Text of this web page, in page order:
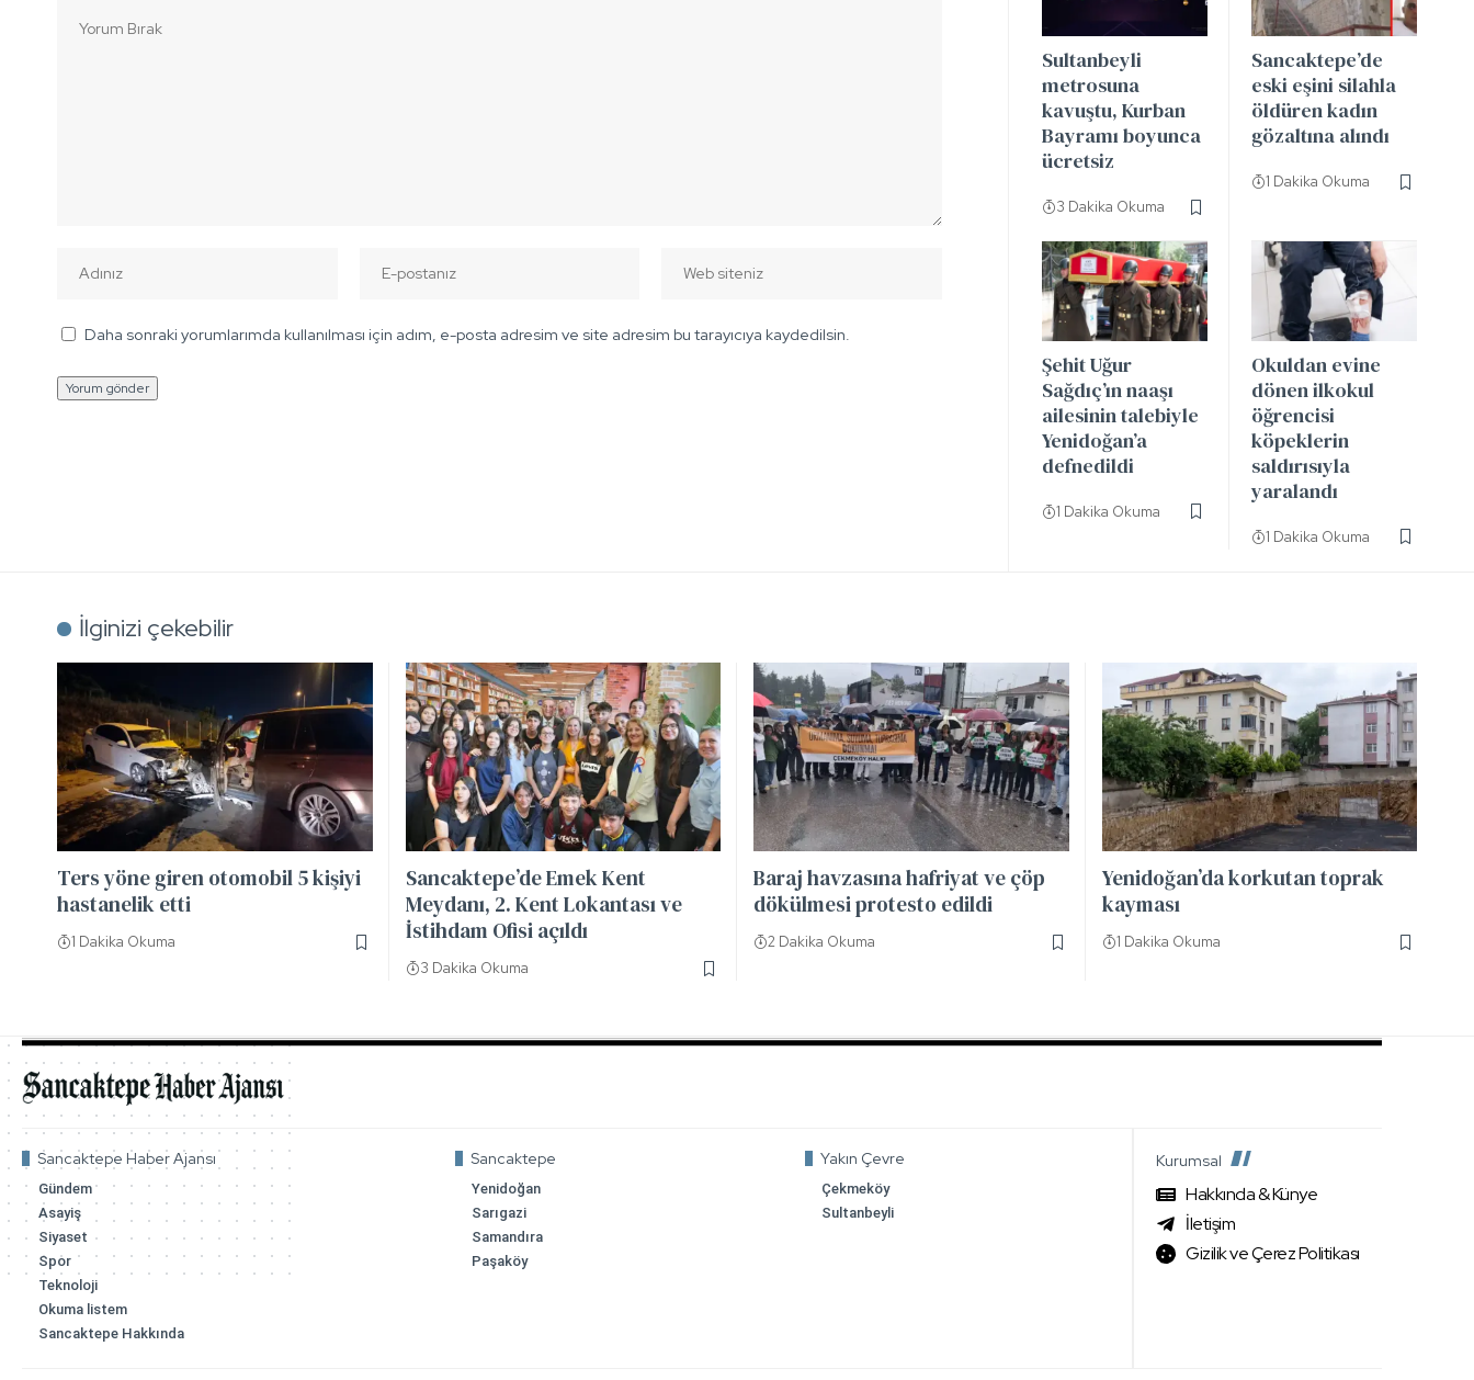
Daha sonraki yorumlarımda kullanılması için adım, e-posta adresim ve site adresim bu tarayıcıya kaydedilsin.
Sultanbeyli
metrosuna
kavuştu, Kurban
Bayramı boyunca
ücretsiz
3 Dakika Okuma
Sancaktepe’de
eski eşini silahla
öldüren kadın
gözaltına alındı
1 Dakika Okuma
Şehit Uğur
Sağdıç’ın naaşı
ailesinin talebiyle
Yenidoğan’a
defnedildi
1 Dakika Okuma
Okuldan evine
dönen ilkokul
öğrencisi
köpeklerin
saldırısıyla
yaralandı
1 Dakika Okuma
İlginizi çekebilir
Ters yöne giren otomobil 5 kişiyi
hastanelik etti
1 Dakika Okuma
Sancaktepe’de Emek Kent
Meydanı, 2. Kent Lokantası ve
İstihdam Ofisi açıldı
3 Dakika Okuma
Baraj havzasına hafriyat ve çöp
dökülmesi protesto edildi
2 Dakika Okuma
Yenidoğan’da korkutan toprak
kayması
1 Dakika Okuma
Sancaktepe Haber Ajansı
Gündem
Asayiş
Siyaset
Spor
Teknoloji
Okuma listem
Sancaktepe Hakkında
Sancaktepe
Yenidoğan
Sarıgazi
Samandıra
Paşaköy
Yakın Çevre
Çekmeköy
Sultanbeyli
Kurumsal
Hakkında & Künye
İletişim
Gizilik ve Çerez Politikası